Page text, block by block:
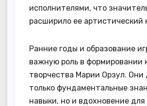
исполнителями, что
расширило ее артистический
Ранние годы и образование
важную роль в формировании
творчества Марии Орзул. Они
только фундаментальные
навыки, но и вдохновение для